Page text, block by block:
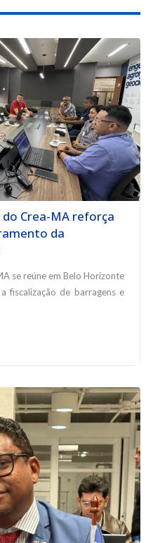
Crea-MA reforça
da
se reúne em Belo Horizonte
fiscalização de barragens e